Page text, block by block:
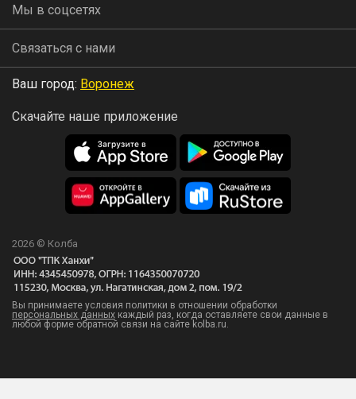
Мы в соцсетях
Связаться с нами
Ваш город: Воронеж
Скачайте наше приложение
2026 © Колба
Вы принимаете условия политики в отношении обработки
персональных данных каждый раз, когда оставляете свои данные в
любой форме обратной связи на сайте kolba.ru.